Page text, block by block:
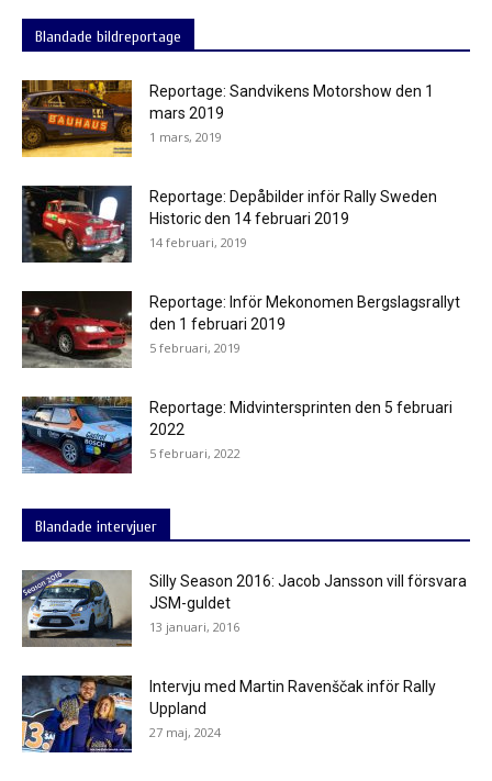
Blandade bildreportage
Reportage: Sandvikens Motorshow den 1
mars 2019
1 mars, 2019
Reportage: Depåbilder inför Rally Sweden
Historic den 14 februari 2019
14 februari, 2019
Reportage: Inför Mekonomen Bergslagsrallyt
den 1 februari 2019
5 februari, 2019
Reportage: Midvintersprinten den 5 februari
2022
5 februari, 2022
Blandade intervjuer
Silly Season 2016: Jacob Jansson vill försvara
JSM-guldet
13 januari, 2016
Intervju med Martin Ravenščak inför Rally
Uppland
27 maj, 2024